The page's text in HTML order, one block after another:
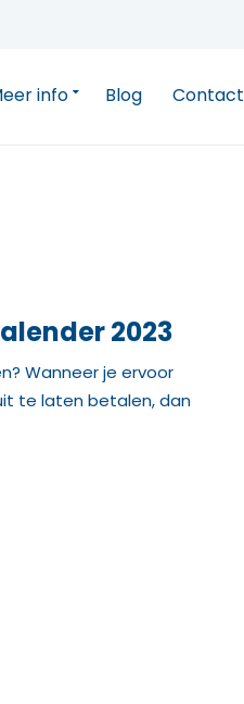
info Blog Contact
2023
Wanneer je ervoor
te laten betalen, dan